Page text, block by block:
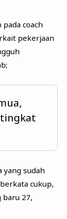
coach
pekerjaan
yang sudah
cukup,
baru 27,